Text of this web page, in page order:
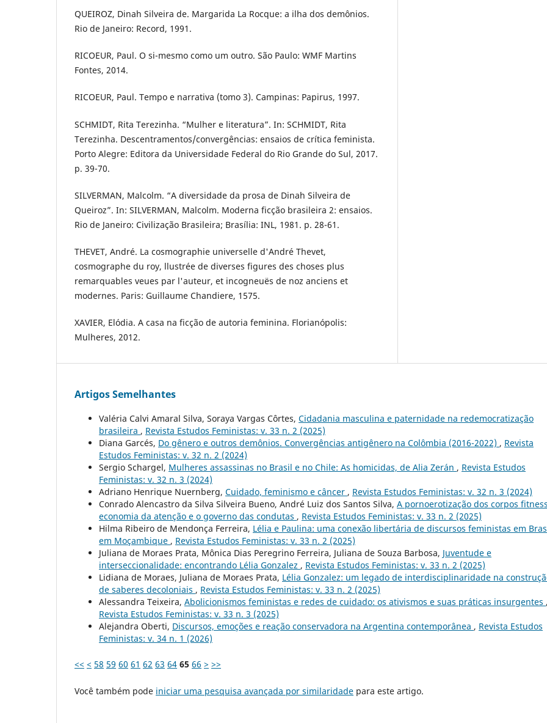
QUEIROZ, Dinah Silveira de. Margarida La Rocque: a ilha dos demônios.
Rio de Janeiro: Record, 1991.
RICOEUR, Paul. O si-mesmo como um outro. São Paulo: WMF Martins
Fontes, 2014.
RICOEUR, Paul. Tempo e narrativa (tomo 3). Campinas: Papirus, 1997.
SCHMIDT, Rita Terezinha. “Mulher e literatura”. In: SCHMIDT, Rita
Terezinha. Descentramentos/convergências: ensaios de crítica feminista.
Porto Alegre: Editora da Universidade Federal do Rio Grande do Sul, 2017.
p. 39-70.
SILVERMAN, Malcolm. “A diversidade da prosa de Dinah Silveira de
Queiroz”. In: SILVERMAN, Malcolm. Moderna ficção brasileira 2: ensaios.
Rio de Janeiro: Civilização Brasileira; Brasília: INL, 1981. p. 28-61.
THEVET, André. La cosmographie universelle d'André Thevet,
cosmographe du roy, llustrée de diverses figures des choses plus
remarquables veues par l'auteur, et incogneuës de noz anciens et
modernes. Paris: Guillaume Chandiere, 1575.
XAVIER, Elódia. A casa na ficção de autoria feminina. Florianópolis:
Mulheres, 2012.
Artigos Semelhantes
Valéria Calvi Amaral Silva, Soraya Vargas Côrtes, Cidadania masculina e paternidade na redemocratização
brasileira , Revista Estudos Feministas: v. 33 n. 2 (2025)
Diana Garcés, Do gênero e outros demônios. Convergências antigênero na Colômbia (2016-2022) , Revista
Estudos Feministas: v. 32 n. 2 (2024)
Sergio Schargel, Mulheres assassinas no Brasil e no Chile: As homicidas, de Alia Zerán , Revista Estudos
Feministas: v. 32 n. 3 (2024)
Adriano Henrique Nuernberg, Cuidado, feminismo e câncer , Revista Estudos Feministas: v. 32 n. 3 (2024)
Conrado Alencastro da Silva Silveira Bueno, André Luiz dos Santos Silva, A pornoerotização dos corpos
economia da atenção e o governo das condutas , Revista Estudos Feministas: v. 33 n. 2 (2025)
Hilma Ribeiro de Mendonça Ferreira, Lélia e Paulina: uma conexão libertária de discursos feministas em
em Moçambique , Revista Estudos Feministas: v. 33 n. 2 (2025)
Juliana de Moraes Prata, Mônica Dias Peregrino Ferreira, Juliana de Souza Barbosa, Juventude e
interseccionalidade: encontrando Lélia Gonzalez , Revista Estudos Feministas: v. 33 n. 2 (2025)
Lidiana de Moraes, Juliana de Moraes Prata, Lélia Gonzalez: um legado de interdisciplinaridade na
de saberes decoloniais , Revista Estudos Feministas: v. 33 n. 2 (2025)
Alessandra Teixeira, Abolicionismos feministas e redes de cuidado: os ativismos e suas práticas insurgentes ,
Revista Estudos Feministas: v. 33 n. 3 (2025)
Alejandra Oberti, Discursos, emoções e reação conservadora na Argentina contemporânea , Revista Estudos
Feministas: v. 34 n. 1 (2026)
<< < 58 59 60 61 62 63 64 65 66 > >>
Você também pode iniciar uma pesquisa avançada por similaridade para este artigo.